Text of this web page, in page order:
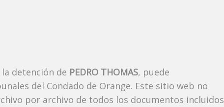
detención de PEDRO THOMAS, puede
del Condado de Orange. Este sitio web no
por archivo de todos los documentos incluidos